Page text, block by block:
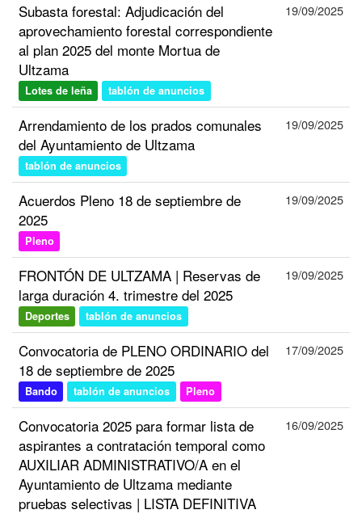
Subasta forestal: Adjudicación del
aprovechamiento forestal correspondiente
al plan 2025 del monte Mortua de
Ultzama
Lotes de leña tablón de anuncios
19/09/2025
Arrendamiento de los prados comunales
del Ayuntamiento de Ultzama
tablón de anuncios
19/09/2025
Acuerdos Pleno 18 de septiembre de
2025
Pleno
19/09/2025
FRONTÓN DE ULTZAMA | Reservas de
larga duración 4. trimestre del 2025
Deportes tablón de anuncios
19/09/2025
Convocatoria de PLENO ORDINARIO del
18 de septiembre de 2025
Bando tablón de anuncios Pleno
17/09/2025
Convocatoria 2025 para formar lista de
aspirantes a contratación temporal como
AUXILIAR ADMINISTRATIVO/A en el
Ayuntamiento de Ultzama mediante
pruebas selectivas | LISTA DEFINITIVA
16/09/2025